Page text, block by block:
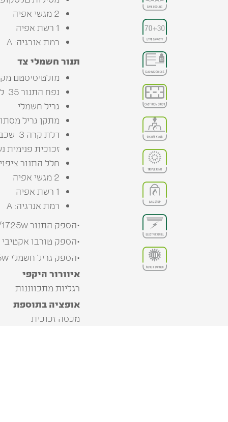
2 מגשי אפיה
1 רשת אפיה
רמת אנרגיה: A
תנור‭ ‬חשמלי‭ ‬צד
מולטיסיסטם מקצועי 5
נפח‭ ‬התנור 35 ‭ ‬ליטר
גריל‭ ‬חשמלי‭‬
מתקן‭ ‬גריל‭ ‬מסתובב
דלת‭ ‬קרה‬ 3 ‭ ‬שכבות‭ ‬זכוכית
זכוכית‭ ‬פנימית‭ ‬נשלפת‭) ‬ע”י‭ ‬טכנאי‭ ‬בלבד‭(‬
חלל‭ ‬התנור‭ ‬ציפוי‭ ‬קריסטלי‭ ‬כחול‭ ‬קל‭ ‬לניקוי
2 מגשי אפיה
1 רשת אפיה
רמת אנרגיה: A
•הספק התנור 2175/1725w
•הספק טורבו אקטיבי 2050w
•הספק גריל חשמלי 1820/1025w
איוורור‭ ‬היקפי
רגליות‭ ‬מתכווננות
אופציה בתוספת
מכסה‭ ‬זכוכית